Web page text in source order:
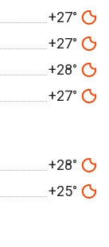
+27°
+27°
+28°
+27°
+28°
+25°